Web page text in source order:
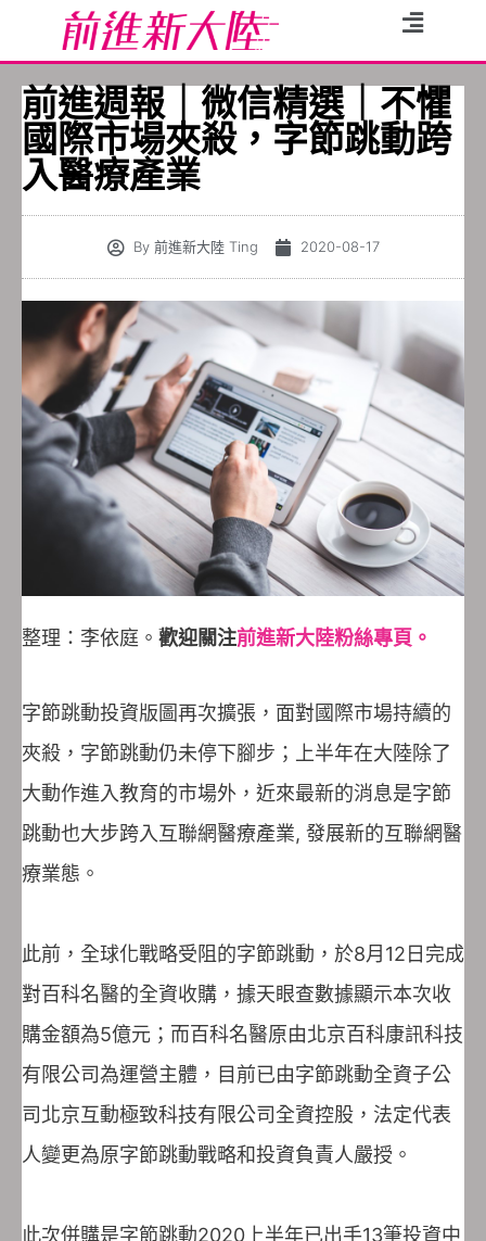
前進週報｜微信精選｜不懼
國際市場夾殺，字節跳動跨
入醫療產業
By前進新大陸 Ting 2020-08-17
整理：李依庭。 歡迎關注前進新大陸粉絲專頁。
字節跳動投資版圖再次擴張，面對國際市場持續的
夾殺，字節跳動仍未停下腳步；上半年在大陸除了
大動作進入教育的市場外，近來最新的消息是字節
跳動也大步跨入互聯網醫療產業, 發展新的互聯網醫
療業態。
此前，全球化戰略受阻的字節跳動，於8月12日完成
對百科名醫的全資收購，據天眼查數據顯示本次收
購金額為5億元；而百科名醫原由北京百科康訊科技
有限公司為運營主體，目前已由字節跳動全資子公
司北京互動極致科技有限公司全資控股，法定代表
人變更為原字節跳動戰略和投資負責人嚴授。
此次併購是字節跳動2020上半年已出手13筆投資中